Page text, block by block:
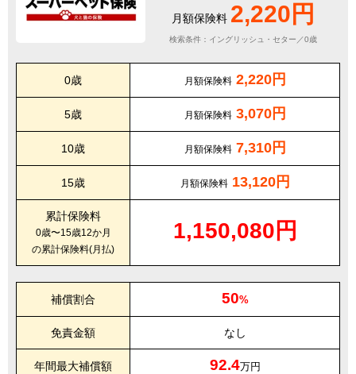
月額保険料 2,220円
検索条件：イングリッシュ・セター／0歳
0歳 月額保険料 2,220円
5歳 月額保険料 3,070円
10歳 月額保険料 7,310円
15歳 月額保険料 13,120円
累計保険料
0歳〜15歳12か月
の累計保険料(月払)
1,150,080円
補償割合 50%
免責金額 なし
年間最大補償額 92.4万円